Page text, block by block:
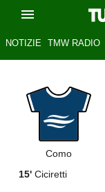
NOTIZIE TMW RADIO
Como
15' Ciciretti